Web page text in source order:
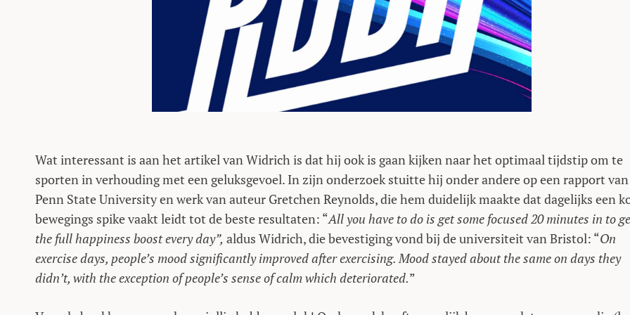
Wat interessant is aan het artikel van Widrich is dat hij ook is gaan kijken naar het optimaal tijdstip om te
sporten in verhouding met een geluksgevoel. In zijn onderzoek stuitte hij onder andere op een rapport van
Penn State University en werk van auteur Gretchen Reynolds, die hem duidelijk maakte dat dagelijks een
bewegings spike vaakt leidt tot de beste resultaten: “All you have to do is get some focused 20 minutes in to
the full happiness boost every day”, aldus Widrich, die bevestiging vond bij de universiteit van Bristol: “On
exercise days, people’s mood significantly improved after exercising. Mood stayed about the same on days they
didn’t, with the exception of people’s sense of calm which deteriorated.”